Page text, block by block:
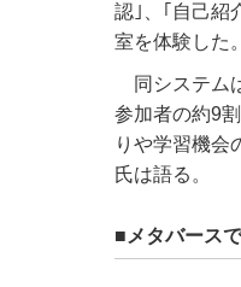
認｣、｢自己紹
室を体験した。
同システム
参加者の約9
りや学習機会
氏は語る。
■メタバース